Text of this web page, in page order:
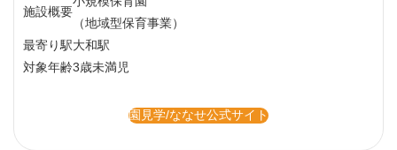
施設概要
（地域型保育事業）
最寄り駅大和駅
対象年齢3歳未満児
園見学/ななせ公式サイト